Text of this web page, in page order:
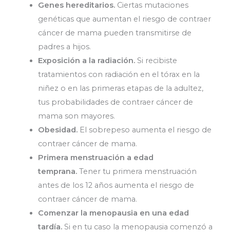
Genes hereditarios.Ciertas mutaciones
genéticas que aumentan el riesgo de contraer
cáncer de mama pueden transmitirse de
padres a hijos.
Exposición a la radiación. Si recibiste
tratamientos con radiación en el tórax en la
niñez o en las primeras etapas de la adultez,
tus probabilidades de contraer cáncer de
mama son mayores.
Obesidad.El sobrepeso aumenta el riesgo de
contraer cáncer de mama.
Primera menstruación a edad
temprana. Tener tu primera menstruación
antes de los 12 años aumenta el riesgo de
contraer cáncer de mama.
Comenzar la menopausia en una edad
tardía. Si en tu caso la menopausia comenzó a